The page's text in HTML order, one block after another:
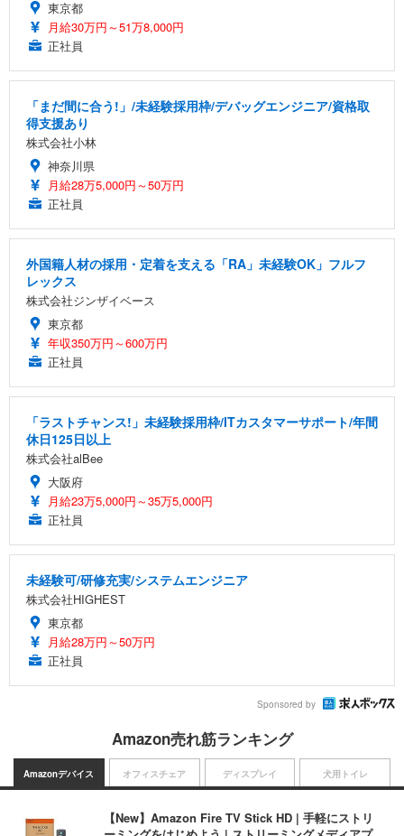
東京都
月給30万円～51万8,000円
正社員
「まだ間に合う!」/未経験採用枠/デバッグエンジニア/資格取
得支援あり
株式会社小林
神奈川県
月給28万5,000円～50万円
正社員
外国籍人材の採用・定着を支える「RA」未経験OK」フルフ
レックス
株式会社ジンザイベース
東京都
年収350万円～600万円
正社員
「ラストチャンス!」未経験採用枠/ITカスタマーサポート/年間
休日125日以上
株式会社alBee
大阪府
月給23万5,000円～35万5,000円
正社員
未経験可/研修充実/システムエンジニア
株式会社HIGHEST
東京都
月給28万円～50万円
正社員
Sponsored by
Amazon売れ筋ランキング
Amazonデバイス
【New】Amazon Fire TV Stick HD | 手軽にストリ
オフィスチェア ディスプレイ 犬用トイレ